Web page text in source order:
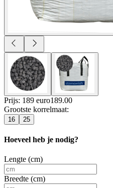
Prijs: 189 euro189.00
Grootste korrelmaat:
16 25
Hoeveel heb je nodig?
Lengte (cm)
Breedte (cm)